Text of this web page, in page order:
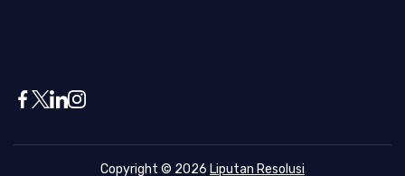
Copyright © 2026 Liputan Resolusi